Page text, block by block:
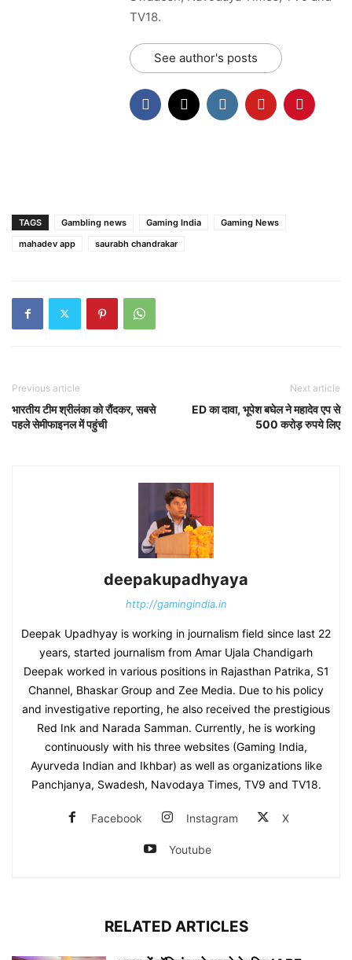
TV18.
See author's posts
TAGS Gambling news Gaming India
Gaming News
mahadev app
saurabh chandrakar
Previous article
भारतीय टीम श्रीलंका को रौंदकर, सबसे
पहले सेमीफाइनल में पहुंची
Next article
ED का दावा, भूपेश बघेल ने महादेव एप से
500 करोड़ रुपये लिए
deepakupadhyaya
http://gamingindia.in
Deepak Upadhyay is working in journalism field since last 22
years, started journalism from Amar Ujala Chandigarh
Deepak worked in various positions in Rajasthan Patrika, S1
Channel, Bhaskar Group and Zee Media. Due to his policy
and investigative reporting, he also received the prestigious
Red Ink and Narada Samman. Currently, he is working
continuously with his three websites (Gaming India,
Ayurveda Indian and Ikhbar) as well as organizations like
Panchjanya, Swadesh, Navodaya Times, TV9 and TV18.
Facebook Instagram X
Youtube
RELATED ARTICLES